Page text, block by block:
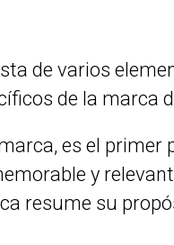
de varios
de la marca
es el primer
y
resume su